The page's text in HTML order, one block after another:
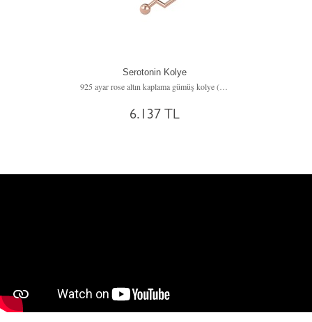
Serotonin Kolye
925 ayar rose altın kaplama gümüş kolye (40 cm gümüş rolo zincir)
6.137 TL